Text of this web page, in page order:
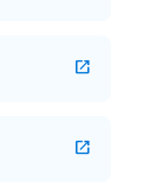
open_in_new
open_in_new